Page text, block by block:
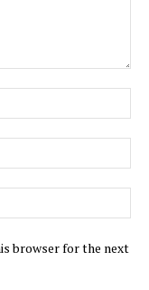
browser for the next